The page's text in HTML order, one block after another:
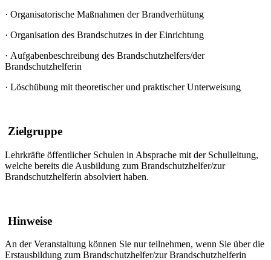
· Organisatorische Maßnahmen der Brandverhütung
· Organisation des Brandschutzes in der Einrichtung
· Aufgabenbeschreibung des Brandschutzhelfers/der
Brandschutzhelferin
· Löschübung mit theoretischer und praktischer Unterweisung
Zielgruppe
Lehrkräfte öffentlicher Schulen in Absprache mit der Schulleitung,
welche bereits die Ausbildung zum Brandschutzhelfer/zur
Brandschutzhelferin absolviert haben.
Hinweise
An der Veranstaltung können Sie nur teilnehmen, wenn Sie über die
Erstausbildung zum Brandschutzhelfer/zur Brandschutzhelferin